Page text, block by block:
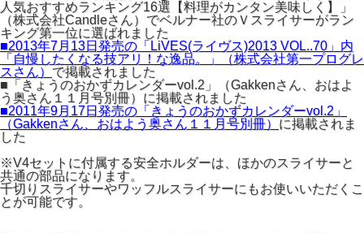
人気おすすめランキング16選【料理がカンタン美味しく】」
（株式会社Candleさん）でベルナー社のＶスライサーがラン
キング第一位に選ばれました
■2013年7月13日発売の「LiVES(ライヴス)2013 VOL..70」内
「自慢したくなる技アリ！な逸品。」（株式会社第一プログレ
スさん） で掲載されました
■「きょうのおかずカレンダーvol.2」（Gakkenさん、おはよ
う奥さん１１月号別冊）に掲載されました
■2011年9月17日発売の「きょうのおかずカレンダーvol.2」
（Gakkenさん、おはよう奥さん１１月号別冊） に掲載されま
した
※V4セットに付属する安全ホルダーは、ほかのスライサーと
共通の部品になります。
千切りスライサーやワッフルスライサーにもお使いいただくこ
とが可能です。